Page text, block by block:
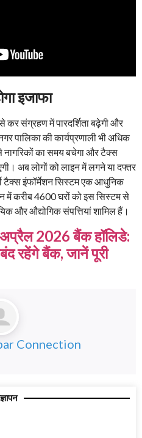
इजाफा
कर संग्रहण में पारदर्शिता बढ़ेगी और
पालिका की कार्यप्रणाली भी अधिक
नागरिकों का समय बचेगा और टैक्स
अब लोगों को लाइन में लगने या दफ्तर
टैक्स इंफॉर्मेशन सिस्टम एक आधुनिक
में करीब 4600 घरों को इस सिस्टम से
और औद्योगिक संपत्तियां शामिल हैं।
2026 बैंक हॉलिडे:
रहेंगे बैंक, जानें पूरी
Connection